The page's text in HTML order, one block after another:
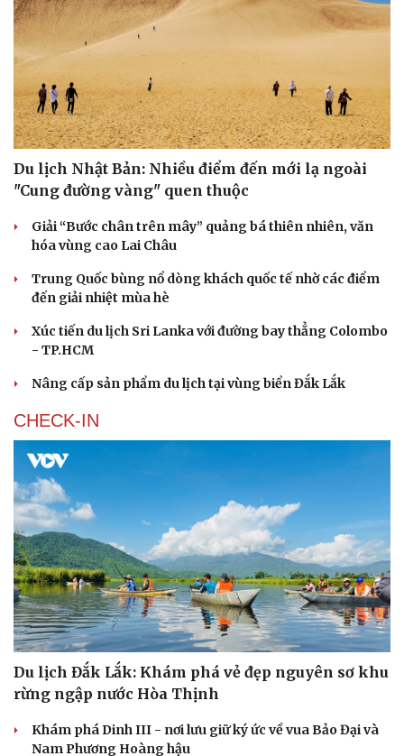
Sân khấu - Điện ảnh
Văn học
Âm nhạc
Di sản
Thời trang
Du lịch Nhật Bản: Nhiều điểm đến mới lạ ngoài
"Cung đường vàng" quen thuộc
Giải “Bước chân trên mây” quảng bá thiên nhiên, văn
hóa vùng cao Lai Châu
Trung Quốc bùng nổ dòng khách quốc tế nhờ các điểm
đến giải nhiệt mùa hè
Xúc tiến du lịch Sri Lanka với đường bay thẳng Colombo
- TP.HCM
Nâng cấp sản phẩm du lịch tại vùng biển Đắk Lắk
CHECK-IN
Du lịch Đắk Lắk: Khám phá vẻ đẹp nguyên sơ khu
rừng ngập nước Hòa Thịnh
Khám phá Dinh III - nơi lưu giữ ký ức về vua Bảo Đại và
Nam Phương Hoàng hậu